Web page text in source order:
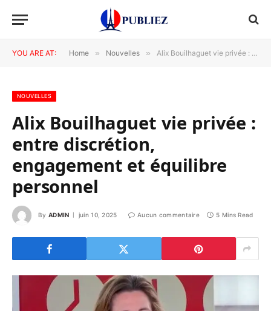
YOU ARE AT: Home » Nouvelles » Alix Bouilhaguet vie privée : entre discrétion, engagement et équilibre personnel
NOUVELLES
Alix Bouilhaguet vie privée :
entre discrétion,
engagement et équilibre
personnel
By ADMIN juin 10, 2025 Aucun commentaire 5 Mins Read